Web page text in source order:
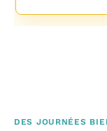
DES JOURNÉES